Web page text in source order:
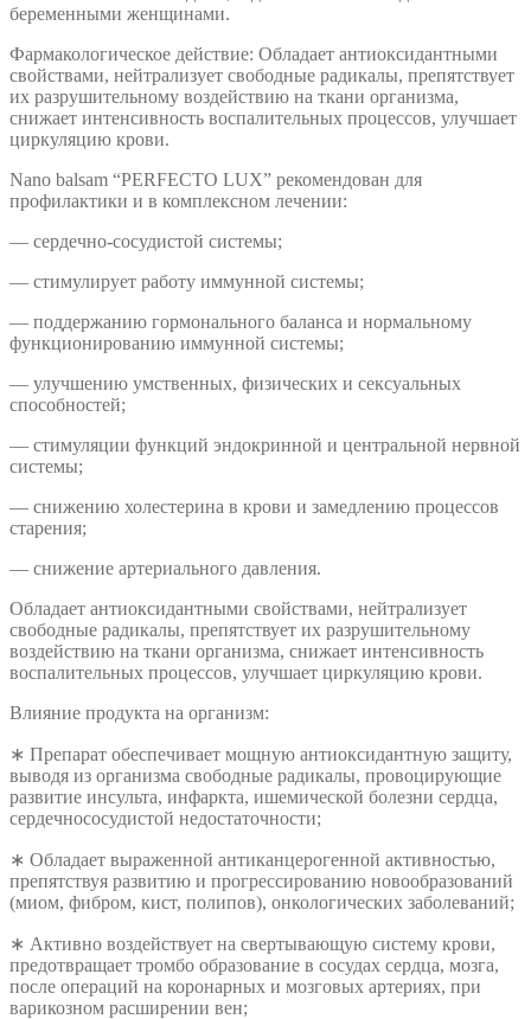
беременными женщинами.​
Фармакологическое действие: Обладает антиоксидантными
свойствами, нейтрализует свободные радикалы, препятствует
их разрушительному воздействию на ткани организма,
снижает интенсивность воспалительных процессов, улучшает
циркуляцию крови.
Nano balsam “PERFECTO LUX” рекомендован для
профилактики и в комплексном лечении:
— сердечно-сосудистой системы;
— стимулирует работу иммунной системы;
— поддержанию гормонального баланса и нормальному
функционированию иммунной системы;
— улучшению умственных, физических и сексуальных
способностей;
— стимуляции функций эндокринной и центральной нервной
системы;
— снижению холестерина в крови и замедлению процессов
старения;
— снижение артериального давления.
Обладает антиоксидантными свойствами, нейтрализует
свободные радикалы, препятствует их разрушительному
воздействию на ткани организма, снижает интенсивность
воспалительных процессов, улучшает циркуляцию крови.
Влияние продукта на организм:
∗ Препарат обеспечивает мощную антиоксидантную защиту,
выводя из организма свободные радикалы, провоцирующие
развитие инсульта, инфаркта, ишемической болезни сердца,
сердечнососудистой недостаточности;
∗ Обладает выраженной антиканцерогенной активностью,
препятствуя развитию и прогрессированию новообразований
(миом, фибром, кист, полипов), онкологических заболеваний;
∗ Активно воздействует на свертывающую систему крови,
предотвращает тромбо образование в сосудах сердца, мозга,
после операций на коронарных и мозговых артериях, при
варикозном расширении вен;